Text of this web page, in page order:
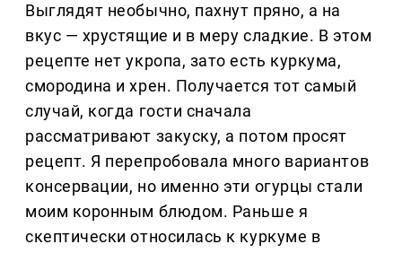
Выглядят необычно, пахнут пряно, а на
вкус — хрустящие и в меру сладкие. В этом
рецепте нет укропа, зато есть куркума,
смородина и хрен. Получается тот самый
случай, когда гости сначала
рассматривают закуску, а потом просят
рецепт. Я перепробовала много вариантов
консервации, но именно эти огурцы стали
моим коронным блюдом. Раньше я
скептически относилась к куркуме в